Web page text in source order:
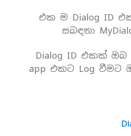
එක ම Dialog ID
සබඳතා
Dialog ID එකක්
app එකට Log වීමට